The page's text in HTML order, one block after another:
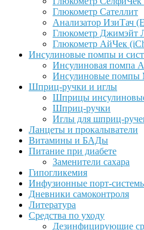
Глюкометр Сателлит
Анализатор ИзиТач
Глюкометр Джимэйт
Глюкометр АйЧек
Инсулиновые помпы и
Инсулиновая помпа
Инсулиновые помпы
Шприц-ручки и иглы
Шприцы
Шприц-ручки
Иглы для шприц-
Ланцеты и прокалыватели
Витамины и БАДы
Питание при диабете
Заменители сахара
Гипогликемия
Инфузионные порт-
Дневники самоконтроля
Литература
Средства по уходу
Дезинфицирующие